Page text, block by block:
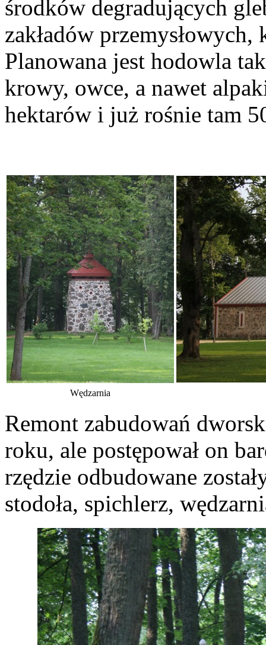
środków degradujących
zakładów
Planowana jest hodowla
krowy, owce, a nawet
hektarów i już rośnie tam
Wędzarnia
Remont zabudowań
roku, ale postępował on
rzędzie odbudowane
stodoła, spichlerz,